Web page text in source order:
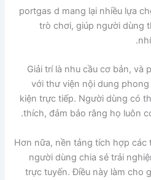
portgas d mang lại nhiều lựa
trò chơi, giúp người dùng
Giải trí là nhu cầu cơ bản, và
với thư viện nội dung
kiện trực tiếp. Người dùng có
thích, đảm bảo rằng họ luôn
Hơn nữa, nền tảng tích hợp các
người dùng chia sẻ trải
trực tuyến. Điều này làm cho